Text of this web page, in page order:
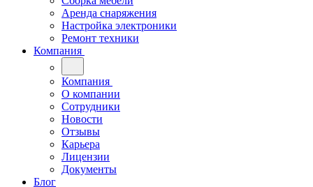
Аренда снаряжения
Настройка электроники
Ремонт техники
Компания
Компания
О компании
Сотрудники
Новости
Отзывы
Карьера
Лицензии
Документы
Блог